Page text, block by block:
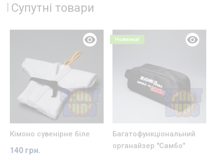
Супутні товари
Кімоно сувенірне біле
140 грн.
Багатофункціональний
органайзер "Самбо"
Новинка!